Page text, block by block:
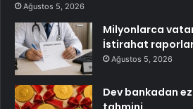
Ağustos 5, 2026
Milyonlarca
İstirahat
Ağustos 5, 2026
Dev bankadan